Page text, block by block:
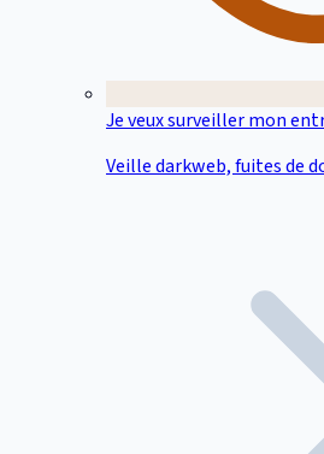
Je veux surveiller mon
Veille darkweb, fuites de